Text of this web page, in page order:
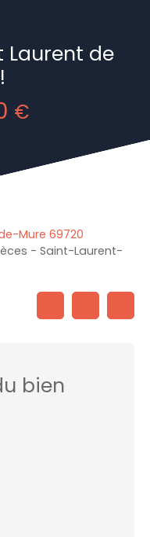
Laurent de
€
Mure 69720
- Saint-Laurent-
bien